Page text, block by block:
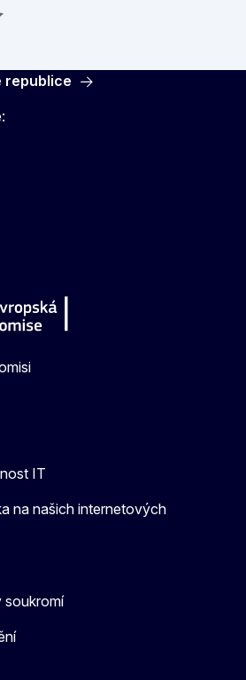
republice
IT
na našich internetových
soukromí